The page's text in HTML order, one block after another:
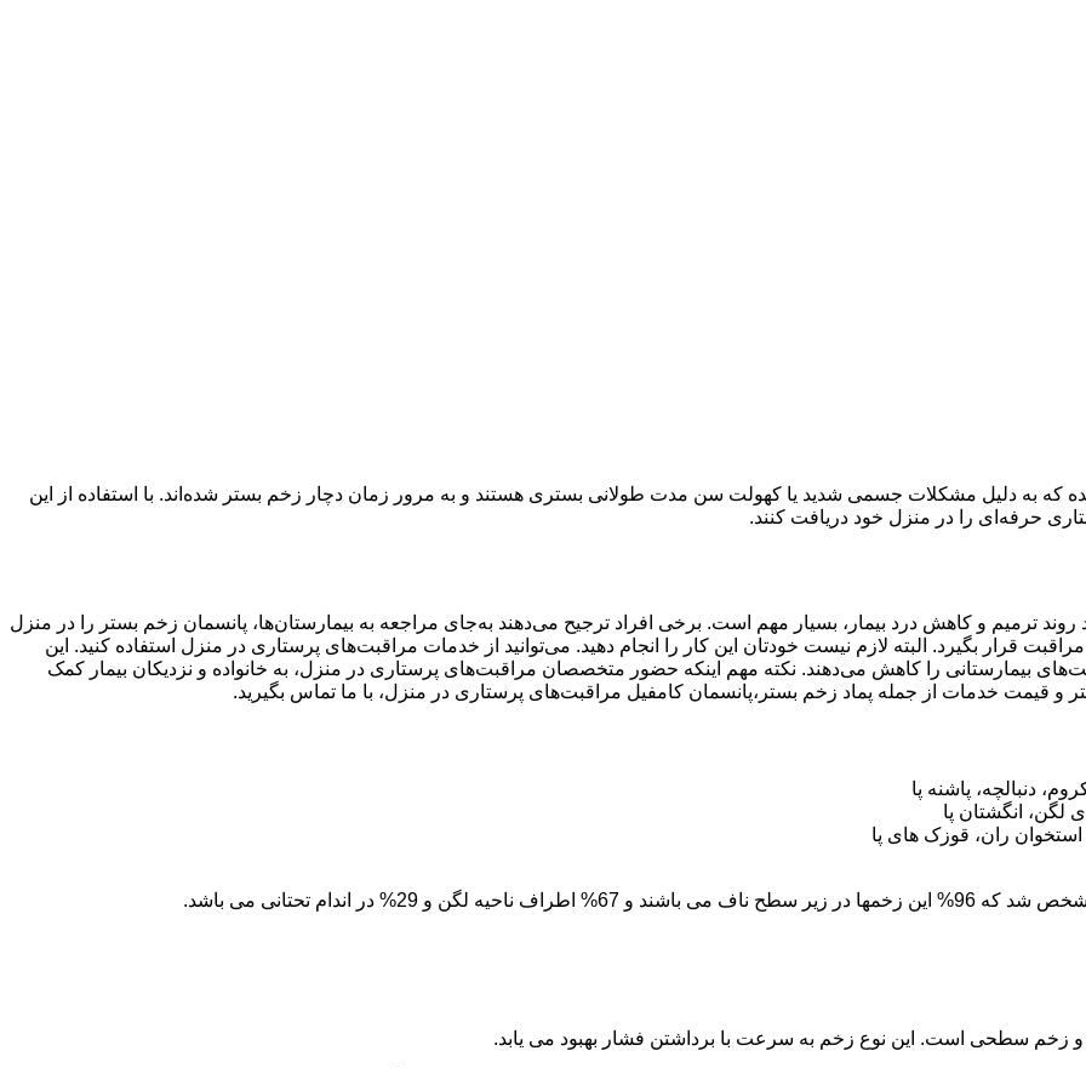
که به دلیل مشکلات جسمی شدید یا کهولت سن مدت طولانی بستری هستند و به مرور زمان دچار زخم بستر شده‌اند. با استفاده از این
حرفه‌ای را در منزل خود دریافت کنند.
ترمیم و کاهش درد بیمار، بسیار مهم است. برخی افراد ترجیح می‌دهند به‌جای مراجعه به بیمارستان‌ها، پانسمان زخم بستر را در منزل
قرار بگیرد. البته لازم نیست خودتان این کار را انجام دهید. می‌توانید از خدمات مراقبت‌های پرستاری در منزل استفاده کنید. این
بیمارستانی را کاهش می‌دهند. نکته مهم اینکه حضور متخصصان مراقبت‌های پرستاری در منزل، به خانواده و نزدیکان بیمار کمک
و قیمت خدمات از جمله پماد زخم بستر،پانسمان کامفیل مراقبت‌های پرستاری در منزل، با ما تماس بگیرید.
دنبالچه، پاشنه پا
لگن، انگشتان پا
ران، قوزک های پا
ناحیه لگن و 29% در اندام تحتانی می باشد.
سطحی است. این نوع زخم به سرعت با برداشتن فشار بهبود می یابد.